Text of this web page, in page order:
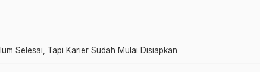
Selesai, Tapi Karier Sudah Mulai Disiapkan